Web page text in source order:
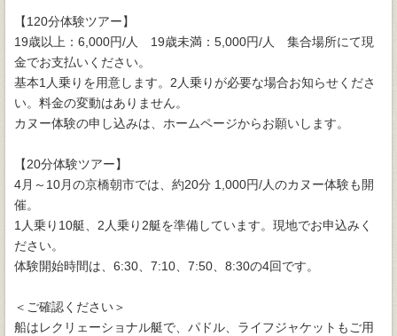
【120分体験ツアー】
19歳以上：6,000円/人 19歳未満：5,000円/人 集合場所にて現
金でお支払いください。
基本1人乗りを用意します。2人乗りが必要な場合お知らせくださ
い。料金の変動はありません。
カヌー体験の申し込みは、ホームページからお願いします。
【20分体験ツアー】
4月～10月の京橋朝市では、約20分 1,000円/人のカヌー体験も開
催。
1人乗り10艇、2人乗り2艇を準備しています。現地でお申込みく
ださい。
体験開始時間は、6:30、7:10、7:50、8:30の4回です。
＜ご確認ください＞
船はレクリェーショナル艇で、パドル、ライフジャケットもご用